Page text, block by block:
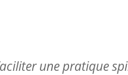
une pratique